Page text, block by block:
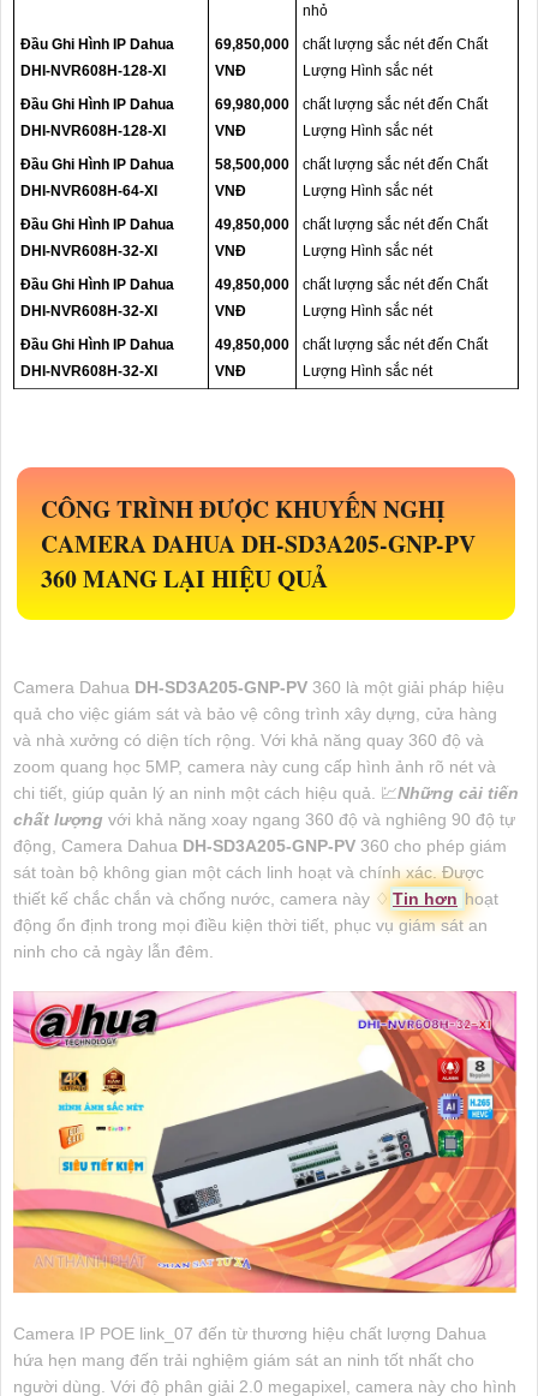
nhỏ
Đầu Ghi Hình IP Dahua
DHI-NVR608H-128-XI
69,850,000
VNĐ
chất lượng sắc nét đến Chất
Lượng Hình sắc nét
Đầu Ghi Hình IP Dahua
DHI-NVR608H-128-XI
69,980,000
VNĐ
chất lượng sắc nét đến Chất
Lượng Hình sắc nét
Đầu Ghi Hình IP Dahua
DHI-NVR608H-64-XI
58,500,000
VNĐ
chất lượng sắc nét đến Chất
Lượng Hình sắc nét
Đầu Ghi Hình IP Dahua
DHI-NVR608H-32-XI
49,850,000
VNĐ
chất lượng sắc nét đến Chất
Lượng Hình sắc nét
Đầu Ghi Hình IP Dahua
DHI-NVR608H-32-XI
49,850,000
VNĐ
chất lượng sắc nét đến Chất
Lượng Hình sắc nét
Đầu Ghi Hình IP Dahua
DHI-NVR608H-32-XI
49,850,000
VNĐ
chất lượng sắc nét đến Chất
Lượng Hình sắc nét
CÔNG TRÌNH ĐƯỢC KHUYẾN NGHỊ
CAMERA DAHUADH-SD3A205-GNP-PV
360 MANG LẠI HIỆU QUẢ
Camera Dahua DH-SD3A205-GNP-PV 360 là một giải pháp hiệu
quả cho việc giám sát và bảo vệ công trình xây dựng, cửa hàng
và nhà xưởng có diện tích rộng. Với khả năng quay 360 độ và
zoom quang học 5MP, camera này cung cấp hình ảnh rõ nét và
chi tiết, giúp quản lý an ninh một cách hiệu quả. 💹Những cải tiến
chất lượng với khả năng xoay ngang 360 độ và nghiêng 90 độ tự
động, Camera Dahua DH-SD3A205-GNP-PV 360 cho phép giám
sát toàn bộ không gian một cách linh hoạt và chính xác. Được
thiết kế chắc chắn và chống nước, camera này ♢ Tin hơn hoạt
động ổn định trong mọi điều kiện thời tiết, phục vụ giám sát an
ninh cho cả ngày lẫn đêm.
Camera IP POE link_07 đến từ thương hiệu chất lượng Dahua
hứa hẹn mang đến trải nghiệm giám sát an ninh tốt nhất cho
người dùng. Với độ phân giải 2.0 megapixel, camera này cho hình